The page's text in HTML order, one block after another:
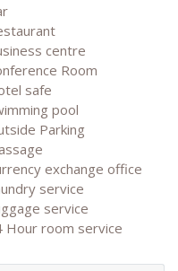
centre
Room
safe
pool
Parking
exchange office
service
service
Hour room service